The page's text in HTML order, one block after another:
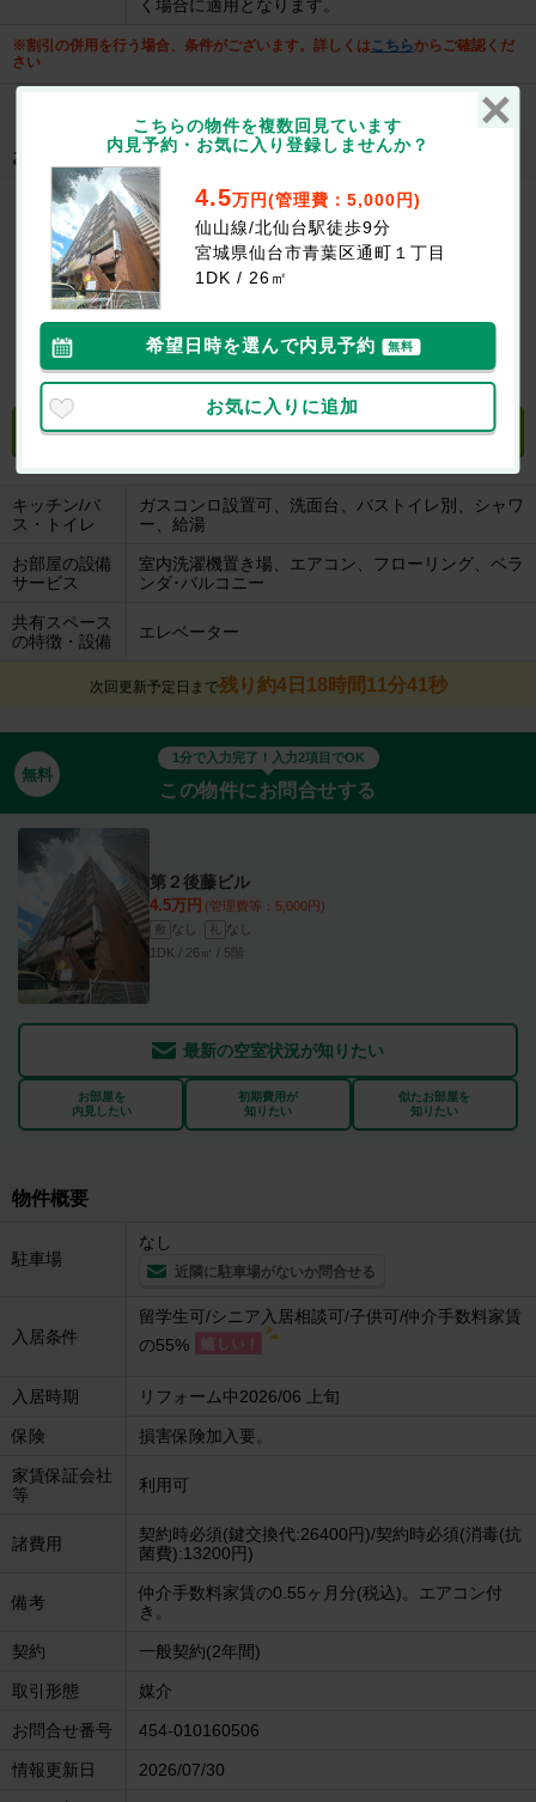
く場合に適用となります。
※割引の併用を行う場合、条件がございます。詳しくはこちらからご確認くだ
さい
お部屋にあるこだわり/設備・特徴
2階以上 バス・トイレ別
室内洗濯機置場 オートロック ペット相談可 駐車場
設備・特徴について聞く 無料
キッチン/バ
ス・トイレ
ガスコンロ設置可、洗面台、バストイレ別、シャワ
ー、給湯
お部屋の設備
サービス
室内洗濯機置き場、エアコン、フローリング、ベラ
ンダ･バルコニー
共有スペース
の特徴・設備
エレベーター
次回更新予定日まで残り約4日18時間11分40秒
無料
1分で入力完了！入力2項目でOK
この物件にお問合せする
第２後藤ビル
4.5万円 (管理費等：5,000円)
敷 なし 礼
なし
1DK / 26㎡ / 5階
最新の空室状況が知りたい
お部屋を
内見したい
初期費用が
知りたい
似たお部屋を
知りたい
物件概要
駐車場
なし
近隣に駐車場がないか問合せる
入居条件
留学生可/シニア入居相談可/子供可/仲介手数料家賃
の55%
入居時期 リフォーム中2026/06 上旬
保険 損害保険加入要。
家賃保証会社
等
利用可
諸費用
契約時必須(鍵交換代:26400円)/契約時必須(消毒(抗
菌費):13200円)
備考
仲介手数料家賃の0.55ヶ月分(税込)。エアコン付
き。
契約 一般契約(2年間)
取引形態 媒介
お問合せ番号 454-010160506
情報更新日 2026/07/30
こちらの物件を複数回見ています
内見予約・お気に入り登録しませんか？
4.5万円(管理費：5,000円)
仙山線/北仙台駅徒歩9分
宮城県仙台市青葉区通町１丁目
1DK / 26㎡
希望日時を選んで内見予約 無料
お気に入りに追加